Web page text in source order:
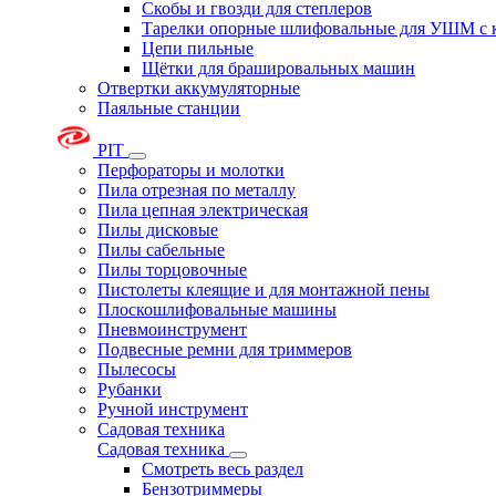
Скобы и гвозди для степлеров
Тарелки опорные шлифовальные для УШМ с
Цепи пильные
Щётки для брашировальных машин
Отвертки аккумуляторные
Паяльные станции
PIT
Перфораторы и молотки
Пила отрезная по металлу
Пила цепная электрическая
Пилы дисковые
Пилы сабельные
Пилы торцовочные
Пистолеты клеящие и для монтажной пены
Плоскошлифовальные машины
Пневмоинструмент
Подвесные ремни для триммеров
Пылесосы
Рубанки
Ручной инструмент
Садовая техника
Садовая техника
Смотреть весь раздел
Бензотриммеры